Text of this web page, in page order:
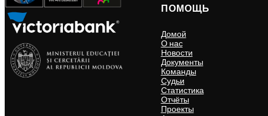
ПОМОЩЬ
Домой
О нас
Новости
Документы
Команды
Судьи
Статистика
Отчёты
Проекты